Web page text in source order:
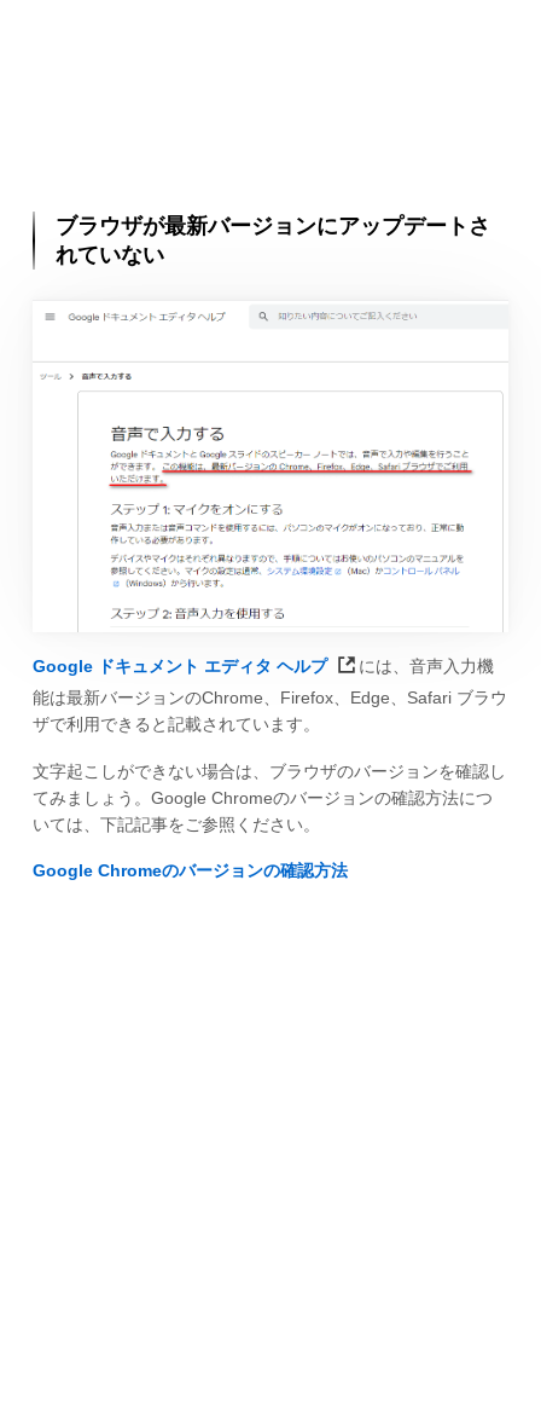
ブラウザが最新バージョンにアップデートさ
れていない
Google ドキュメント エディタ ヘルプ
には、音声入力機
能は最新バージョンのChrome、Firefox、Edge、Safari ブラウ
ザで利用できると記載されています。
文字起こしができない場合は、ブラウザのバージョンを確認し
てみましょう。Google Chromeのバージョンの確認方法につ
いては、下記記事をご参照ください。
Google Chromeのバージョンの確認方法